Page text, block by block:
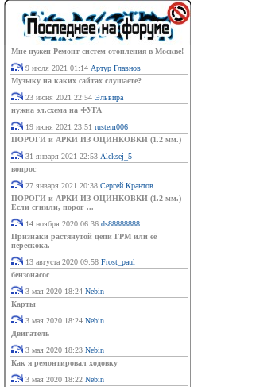
Мне нужен Ремонт систем отопления в Москве!
9 июля 2021 01:14 Артур Главнов
Музыку на каких сайтах слушаете?
23 июня 2021 22:54 Эльвира
нужна эл.схема на ФУГА
19 июня 2021 23:51 rustem006
ПОРОГИ и АРКИ ИЗ ОЦИНКОВКИ (1.2 мм.)
31 января 2021 22:53 Aleksej_5
вопрос
27 января 2021 20:38 Сергей Крантов
ПОРОГИ и АРКИ ИЗ ОЦИНКОВКИ (1.2 мм.)
Если сгнили, порог ...
14 ноября 2020 06:36 ds88888888
Признаки растянутой цепи ГРМ или её
перескока.
13 августа 2020 09:58 Frost_paul
бензонасос
3 мая 2020 18:24 Nebin
Карты
3 мая 2020 18:24 Nebin
Двигатель
3 мая 2020 18:23 Nebin
Как я ремонтировал ходовку
3 мая 2020 18:22 Nebin